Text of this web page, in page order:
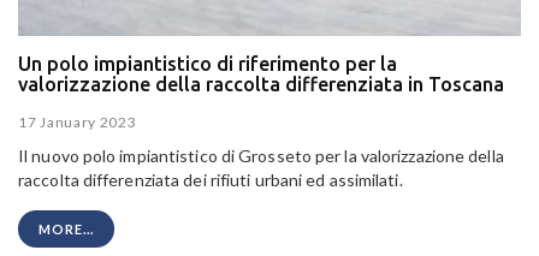
Un polo impiantistico di riferimento per la
valorizzazione della raccolta differenziata in Toscana
17 January 2023
Il nuovo polo impiantistico di Grosseto per la valorizzazione della
raccolta differenziata dei rifiuti urbani ed assimilati.
MORE...